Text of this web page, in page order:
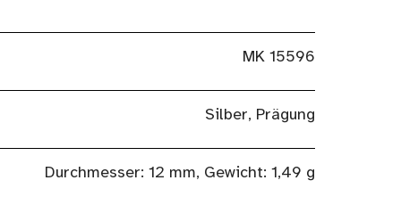
MK 15596
Silber, Prägung
Durchmesser: 12 mm, Gewicht: 1,49 g